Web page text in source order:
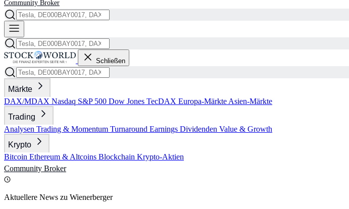
Community Broker
Schließen
Märkte
DAX/MDAX Nasdaq S&P 500 Dow Jones TecDAX Europa-Märkte Asien-Märkte
Trading
Analysen Trading & Momentum Turnaround Earnings Dividenden Value & Growth
Krypto
Bitcoin Ethereum & Altcoins Blockchain Krypto-Aktien
Community Broker
Aktuellere News zu Wienerberger